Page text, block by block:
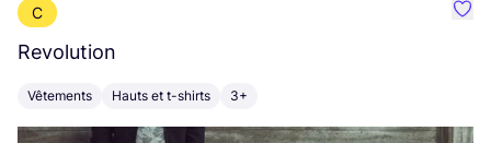
C
Revolution
Vêtements Hauts et t-shirts 3+